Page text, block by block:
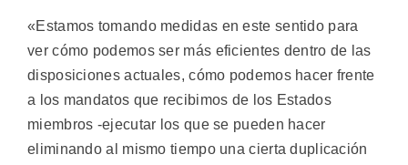
«Estamos tomando medidas en este sentido para
ver cómo podemos ser más eficientes dentro de las
disposiciones actuales, cómo podemos hacer frente
a los mandatos que recibimos de los Estados
miembros -ejecutar los que se pueden hacer
eliminando al mismo tiempo una cierta duplicación